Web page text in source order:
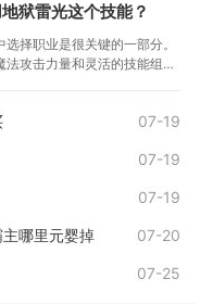
狱雷光这个技能？
择职业是很关键的一部分。
攻击力量和灵活的技能组
07-19
07-19
07-19
哪里元婴掉 07-20
07-25